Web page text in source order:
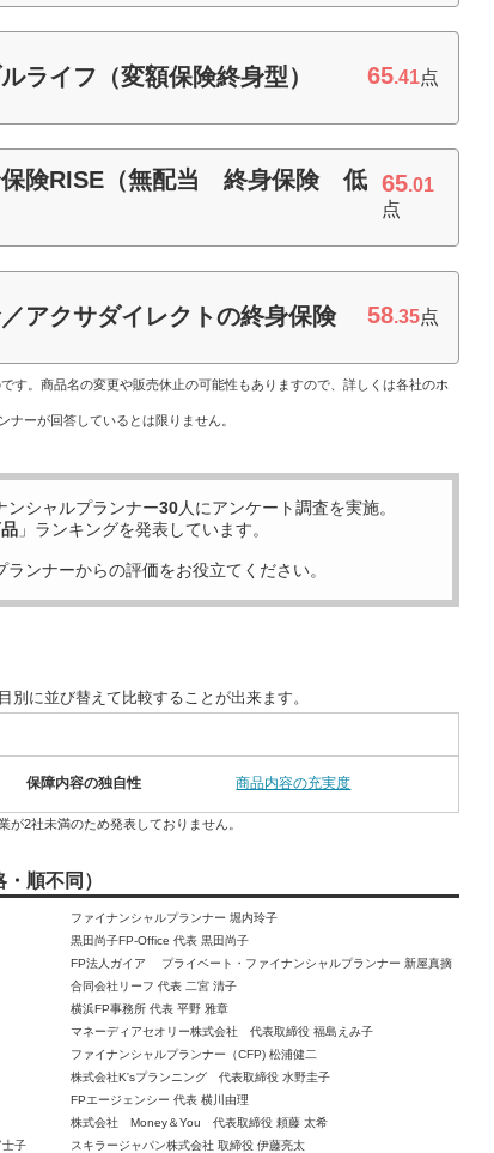
ライフ（変額保険終身型） 65.41点
保険RISE（無配当 終身保険 低 65.01
点
アクサダイレクトの終身保険 58.35点
す。商品名の変更や販売休止の可能性もありますので、詳しくは各社のホ
ーが回答しているとは限りません。
ンシャルプランナー30人にアンケート調査を実施。
」ランキングを発表しています。
ンナーからの評価をお役立てください。
に並び替えて比較することが出来ます。
保障内容の独自性 商品内容の充実度
2社未満のため発表しておりません。
順不同）
ファイナンシャルプランナー 堀内玲子
黒田尚子FP-Office 代表 黒田尚子
FP法人ガイア プライベート・ファイナンシャルプランナー 新屋真摘
合同会社リーフ 代表 二宮 清子
横浜FP事務所 代表 平野 雅章
マネーディアセオリー株式会社 代表取締役 福島えみ子
ファイナンシャルプランナー（CFP) 松浦健二
株式会社K'sプランニング 代表取締役 水野圭子
FPエージェンシー 代表 横川由理
株式会社 Money＆You 代表取締役 頼藤 太希
子
スキラージャパン株式会社 取締役 伊藤亮太